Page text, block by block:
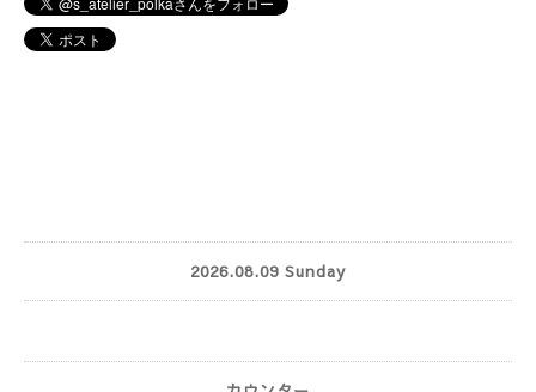
2026.08.09 Sunday